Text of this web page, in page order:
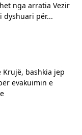
nga arratia Vezir
dyshuari për...
Krujë, bashkia jep
evakuimin e